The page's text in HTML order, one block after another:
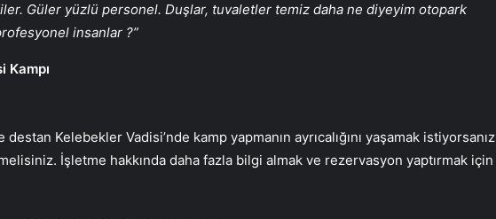
Güler yüzlü personel. Duşlar, tuvaletler temiz daha ne diyeyim otopark
insanlar ?”
Kampı
Kelebekler Vadisi’nde kamp yapmanın ayrıcalığını yaşamak istiyorsanız
İşletme hakkında daha fazla bilgi almak ve rezervasyon yaptırmak için